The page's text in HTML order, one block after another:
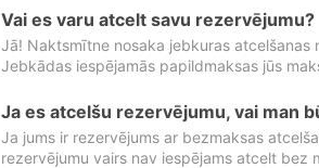
Vai es varu atcelt savu rezervējumu?
Jā! Naktsmītne nosaka jebkuras atcelšanas
Jebkādas iespējamās papildmaksas jūs
Ja es atcelšu rezervējumu, vai man
Ja jums ir rezervējums ar bezmaksas
rezervējumu vairs nav iespējams atcelt bez